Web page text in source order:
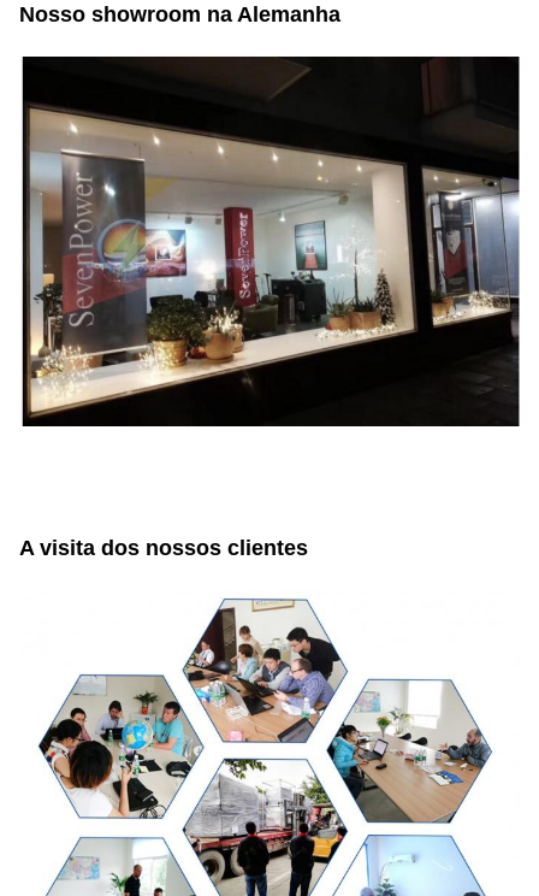
Nosso showroom na Alemanha
A visita dos nossos clientes